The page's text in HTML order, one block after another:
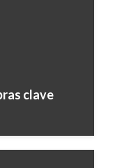
clave